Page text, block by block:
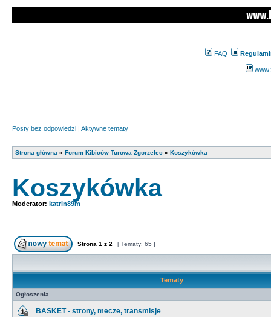
FAQ
Posty bez odpowiedzi | Aktywne tematy
Strona główna » Forum Kibiców Turowa Zgorzelec » Koszykówka
Koszykówka
Moderator: katrin89m
Strona 1 z 2 [ Tematy: 65 ]
Tematy
Ogłoszenia
BASKET - strony, mecze, transmisje